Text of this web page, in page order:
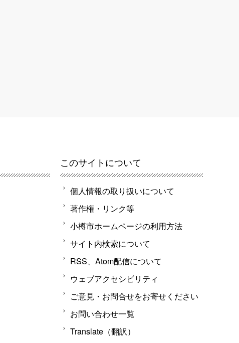
このサイトについて
個人情報の取り扱いについて
著作権・リンク等
小樽市ホームページの利用方法
サイト内検索について
RSS、Atom配信について
ウェブアクセシビリティ
ご意見・お問合せをお寄せください
お問い合わせ一覧
Translate（翻訳）